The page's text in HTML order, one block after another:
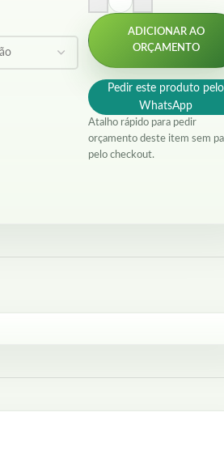
ADICIONAR AO
ORÇAMENTO
Pedir este produto pelo
WhatsApp
Atalho rápido para pedir
orçamento deste item sem
pelo checkout.